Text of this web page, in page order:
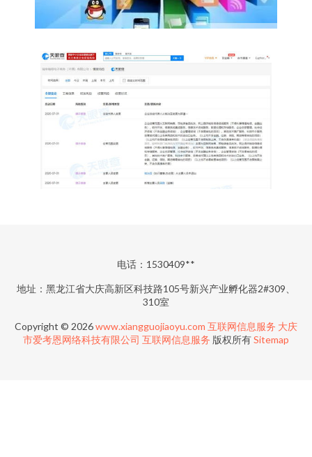
电话：1530409**
地址：黑龙江省大庆高新区科技路105号新兴产业孵化器2#309、
310室
Copyright © 2026www.xiangguojiaoyu.com 互联网信息服务 大庆
市爱考恩网络科技有限公司 互联网信息服务 版权所有Sitemap